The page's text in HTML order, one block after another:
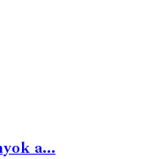
a...